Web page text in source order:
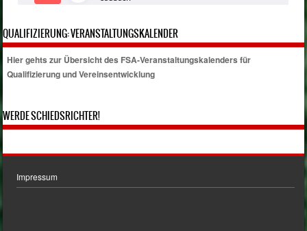
QUALIFIZIERUNG: VERANSTALTUNGSKALENDER
Hier gehts zur Übersicht des FSA-Veranstaltungskalenders für
Qualifizierung und Vereinsentwicklung
WERDE SCHIEDSRICHTER!
Impressum